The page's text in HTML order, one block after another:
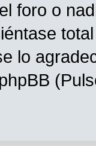
foro o
lo